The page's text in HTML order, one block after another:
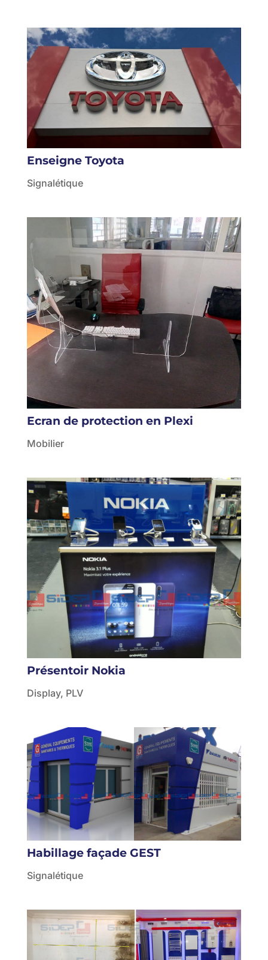
Enseigne Toyota
Signalétique
Ecran de protection en Plexi
Mobilier
Présentoir Nokia
Display, PLV
Habillage façade GEST
Signalétique